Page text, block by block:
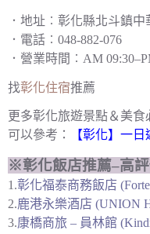
．地址︰彰化縣北斗鎮中
．電話︰048-882-076
．營業時間︰AM
找彰化住宿推薦
更多彰化旅遊景點＆美食
可以參考：
【彰化】一
※彰化飯店推薦–高
1.彰化福泰商務飯店
2.鹿港永樂酒店 (UNION
3.康橋商旅 – 員林館